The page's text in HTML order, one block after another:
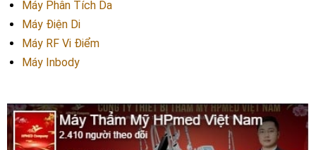
Máy Phân Tích Da
Máy Điện Di
Máy RF Vi Điểm
Máy Inbody